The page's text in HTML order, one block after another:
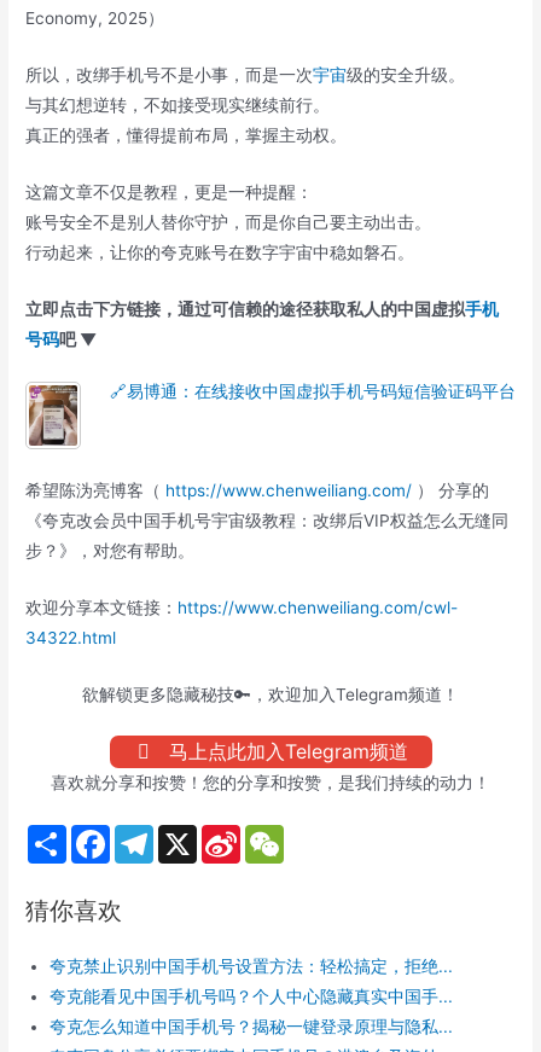
Economy, 2025）
所以，改绑手机号不是小事，而是一次宇宙级的安全升级。
与其幻想逆转，不如接受现实继续前行。
真正的强者，懂得提前布局，掌握主动权。
这篇文章不仅是教程，更是一种提醒：
账号安全不是别人替你守护，而是你自己要主动出击。
行动起来，让你的夸克账号在数字宇宙中稳如磐石。
立即点击下方链接，通过可信赖的途径获取私人的中国虚拟手机
号码吧 ▼
🔗易博通：在线接收中国虚拟手机号码短信验证码平台
希望陈沩亮博客（ https://www.chenweiliang.com/ ） 分享的
《夸克改会员中国手机号宇宙级教程：改绑后VIP权益怎么无缝同
步？》，对您有帮助。
欢迎分享本文链接： https://www.chenweiliang.com/cwl-
34322.html
欲解锁更多隐藏秘技🔑，欢迎加入Telegram频道！
马上点此加入Telegram频道
喜欢就分享和按赞！您的分享和按赞，是我们持续的动力！
S
h
e
F
b
k
T
m
X
S
b
o
猜你喜欢
夸克禁止识别中国手机号设置方法：轻松搞定，拒绝...
夸克能看见中国手机号吗？个人中心隐藏真实中国手...
夸克怎么知道中国手机号？揭秘一键登录原理与隐私...